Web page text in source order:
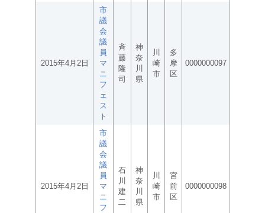
2015年4月2日
市
議
会
議
員
マ
ニ
フ
ェ
ス
ト
斉
藤
隆
司
神
奈
川
県
川
崎
市
多
摩
区
0000000097
2015年4月2日
市
議
会
議
員
マ
ニ
フ
石
川
建
二
神
奈
川
県
川
崎
市
宮
前
区
0000000098